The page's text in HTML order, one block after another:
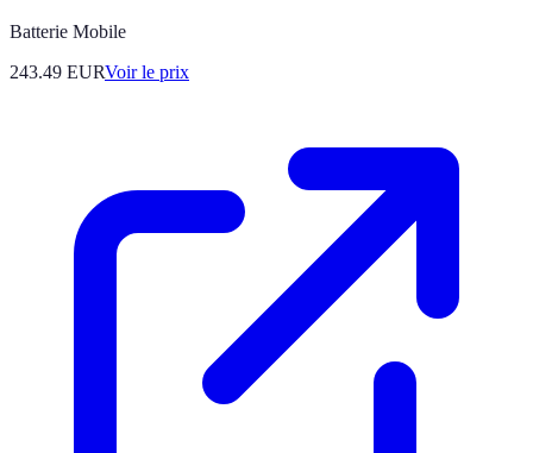
Batterie Mobile
243.49 EURVoir le prix